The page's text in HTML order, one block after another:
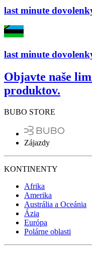
last minute
last minute
Objavte naše
produktov.
BUBO STORE
Zájazdy
KONTINENTY
Afrika
Amerika
Austrália a Oceánia
Ázia
Európa
Polárne oblasti